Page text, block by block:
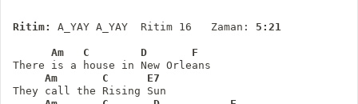
Ritim: A_YAY A_YAY  Ritim 16   Zaman: 5:21
Am C D
F
There is a house in New Orleans
Am
C
E7
They call the Rising Sun